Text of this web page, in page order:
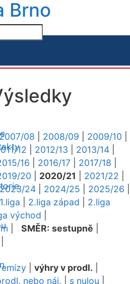
Brno
08 2008/09 2009/10
12 2012/13 2013/14
16 2016/17 2017/18
20 2020/21 2021/22
2023/24 2024/25 2025/26
1.liga 2.liga západ
2.liga
východ
SMĚR: sestupně
výhry v prodl.
nebo náj. s nulou